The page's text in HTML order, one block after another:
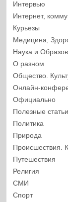
Интервью
Интернет,
Курьезы
Медицина,
Наука и
О разном
Общество.
Онлайн-
Официально
Полезные статьи
Политика
Природа
Происшествия.
Путешествия
Религия
СМИ
Спорт